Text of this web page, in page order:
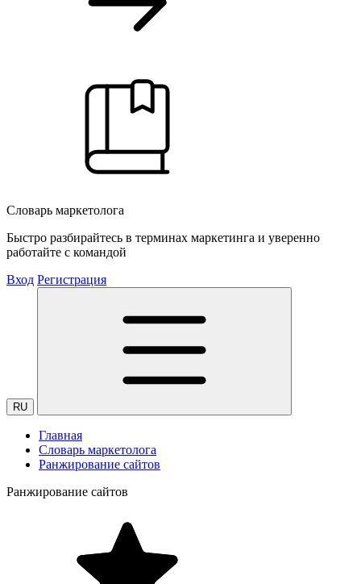
Словарь маркетолога
Быстро разбирайтесь в терминах маркетинга и уверенно
работайте с командой
Вход Регистрация
RU
Главная
Словарь маркетолога
Ранжирование сайтов
Ранжирование сайтов